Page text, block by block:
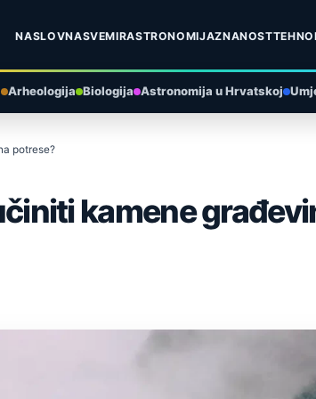
NASLOVNASVEMIRASTRONOMIJAZNANOST
Arheologija Biologija Astronomija u Hrvatskoj
potrese?
kamene